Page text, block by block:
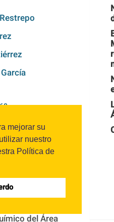
mejorar su
nuestro
Política de
artículo consiste
los indicadores
del Área